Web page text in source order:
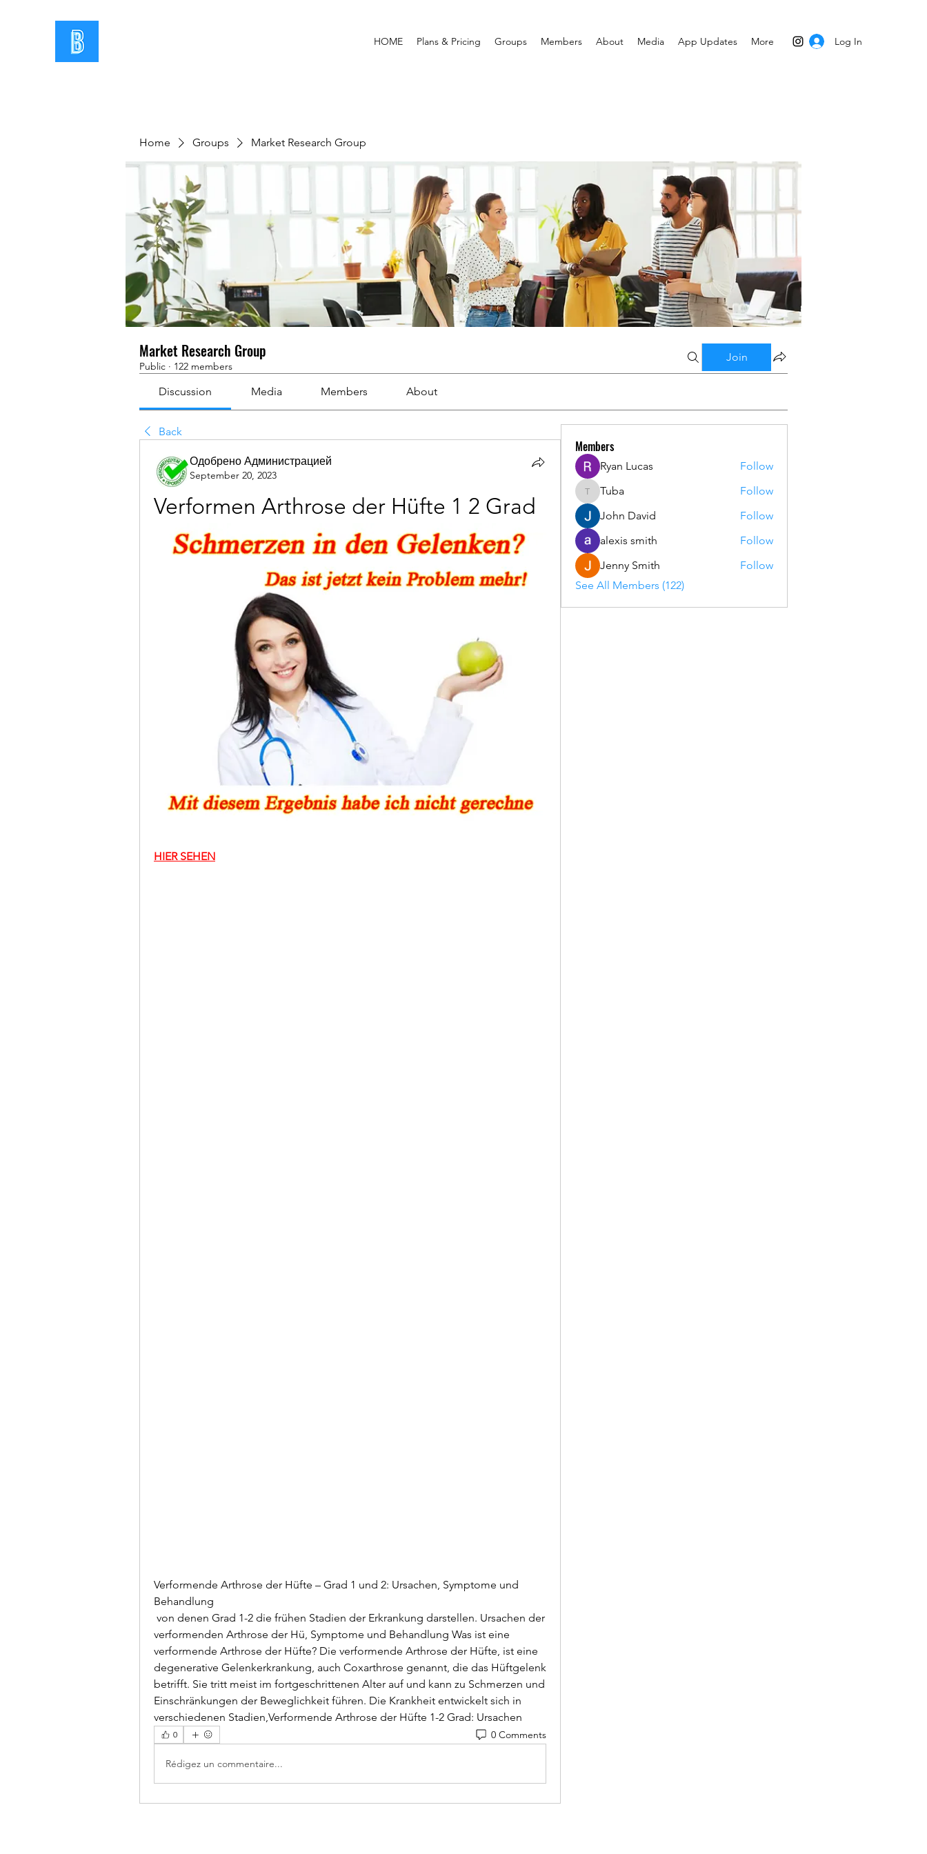
HOME Plans & Pricing Groups Members About Media App Updates More Log In
Home Groups Market Research Group
Market Research Group
Public · 122 members
Join
Discussion Media Members About
Back
Одобрено Администрацией
September 20, 2023
Verformen Arthrose der Hüfte 1 2 Grad
HIER SEHEN
Verformende Arthrose der Hüfte – Grad 1 und 2: Ursachen, Symptome und
Behandlung
verformenden Arthrose der Hü, Symptome und Behandlung Was ist eine
verformende Arthrose der Hüfte? Die verformende Arthrose der Hüfte, ist eine
degenerative Gelenkerkrankung, auch Coxarthrose genannt, die das Hüftgelenk
betrifft. Sie tritt meist im fortgeschrittenen Alter auf und kann zu Schmerzen und
Einschränkungen der Beweglichkeit führen. Die Krankheit entwickelt sich in
verschiedenen Stadien,Verformende Arthrose der Hüfte 1-2 Grad: Ursachen
0 0 Comments
Rédigez un commentaire...
Members
Ryan Lucas Follow
Tuba
Tuba
Follow
John David
Follow
alexis smith
Follow
Jenny Smith
Follow
See All Members (122)